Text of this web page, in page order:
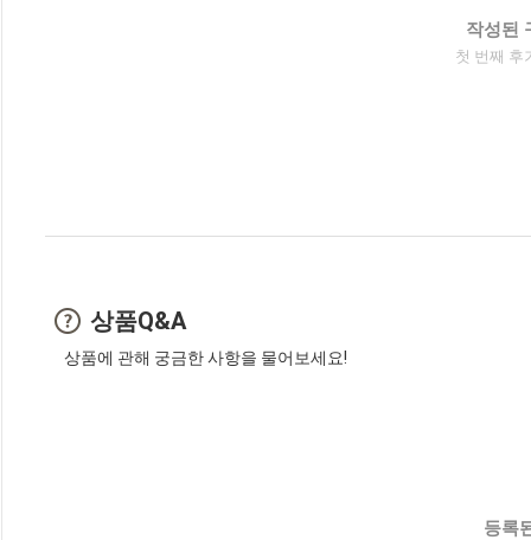
작성된
첫 번째 후
상품Q&A
상품에 관해 궁금한 사항을 물어보세요!
등록